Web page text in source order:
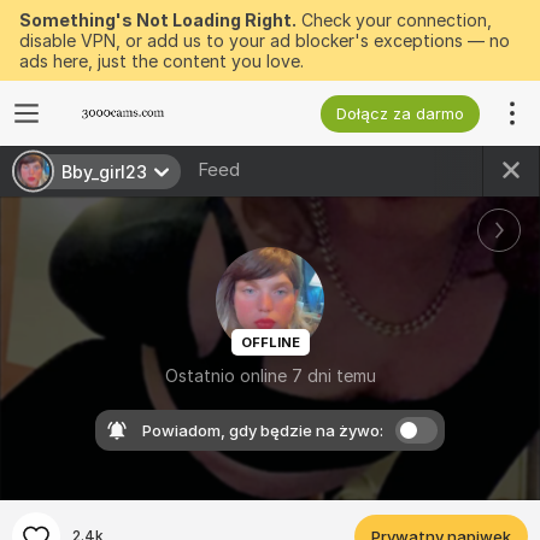
Something's Not Loading Right. Check your connection,
disable VPN, or add us to your ad blocker's exceptions — no
ads here, just the content you love.
Dołącz za darmo
Bby_girl23 Feed
OFFLINE
Ostatnio online 7 dni temu
Powiadom, gdy będzie na żywo:
2.4k